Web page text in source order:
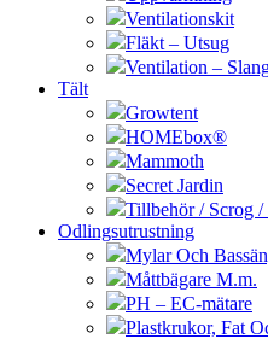
Ventilationskit
Fläkt – Utsug
Ventilation –
Tält
Growtent
HOMEbox®
Mammoth
Secret Jardin
Tillbehör / Scrog
Odlingsutrustning
Mylar Och
Måttbägare M.m.
PH – EC-mätare
Plastkrukor, Fat